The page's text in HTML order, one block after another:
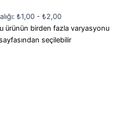
₺1,00 - ₺2,00
ürünün birden fazla varyasyonu
seçilebilir